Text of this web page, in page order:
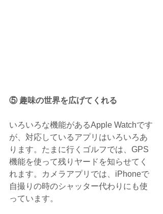
⑤ 趣味の世界を広げてくれる
いろいろな機能があるApple Watchです
が、対応しているアプリはいろいろあ
ります。たまに行くゴルフでは、GPS
機能を使って残りヤードを知らせてく
れます。カメラアプリでは、iPhoneで
自撮りの時のシャッター代わりにも使
っています。